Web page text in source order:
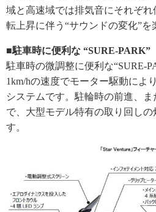
域と高速域では排気音にそれぞ
転上昇に伴う“サウンドの変化”を
■駐車時に便利な “SURE-PARK”
駐車時の微調整に便利な“SURE-
1km/hの速度でモーター駆動によ
システムです。駐輪時の前進、
で、大型モデル特有の取り回しの
す。